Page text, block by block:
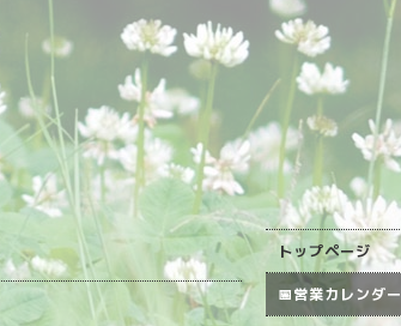
トップページ
📅営業カレンダー